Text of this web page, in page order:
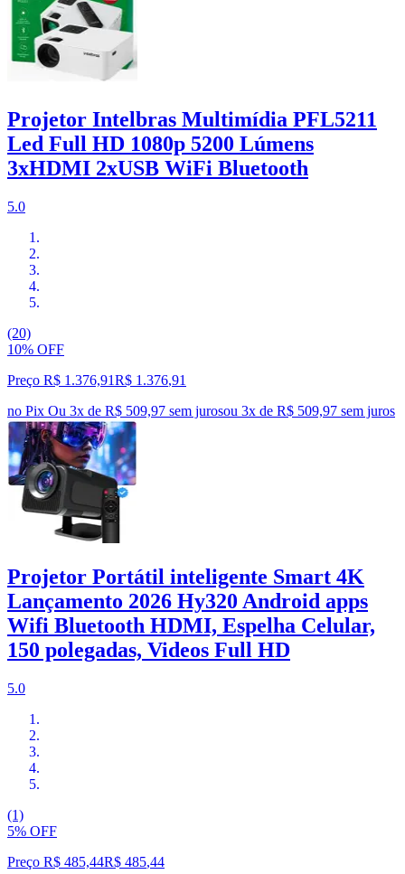
Projetor Intelbras Multimídia PFL5211
Led Full HD 1080p 5200 Lúmens
3xHDMI 2xUSB WiFi Bluetooth
5.0
(20)
10% OFF
Preço R$ 1.376,91R$ 1.376,91
no Pix Ou 3x de R$ 509,97 sem jurosou 3x de R$ 509,97 sem juros
Projetor Portátil inteligente Smart 4K
Lançamento 2026 Hy320 Android apps
Wifi Bluetooth HDMI, Espelha Celular,
150 polegadas, Videos Full HD
5.0
(1)
5% OFF
Preço R$ 485,44R$ 485,44